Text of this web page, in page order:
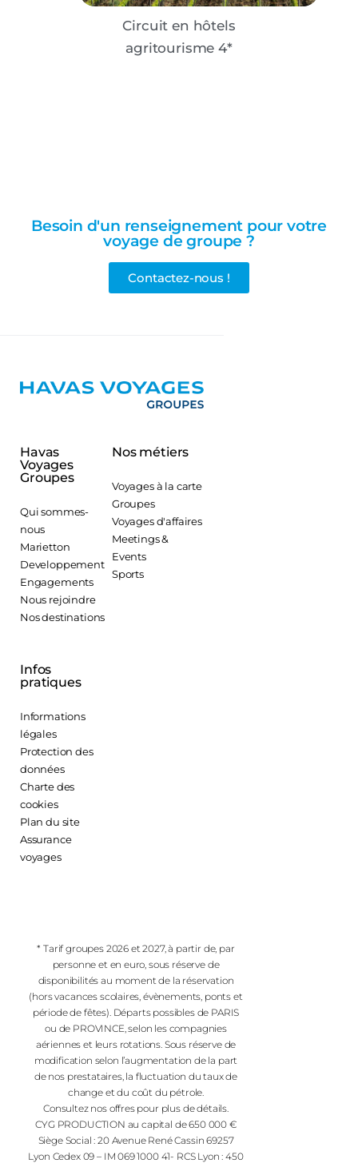
Circuit en hôtels
agritourisme 4*
Besoin d'un renseignement pour votre
voyage de groupe ?
Contactez-nous !
Havas
Voyages
Groupes
Qui sommes-
nous
Marietton
Developpement
Engagements
Nous rejoindre
Nos destinations
Nos métiers
Voyages à la carte
Groupes
Voyages d'affaires
Meetings &
Events
Sports
Infos
pratiques
Informations
légales
Protection des
données
Charte des
cookies
Plan du site
Assurance
voyages
* Tarif groupes 2026 et 2027, à partir de, par
personne et en euro, sous réserve de
disponibilités au moment de la réservation
(hors vacances scolaires, évènements, ponts et
période de fêtes). Départs possibles de PARIS
ou de PROVINCE, selon les compagnies
aériennes et leurs rotations. Sous réserve de
modification selon l’augmentation de la part
de nos prestataires, la fluctuation du taux de
change et du coût du pétrole.
Consultez nos offres pour plus de détails.
CYG PRODUCTION au capital de 650 000 €
Siège Social : 20 Avenue René Cassin 69257
Lyon Cedex 09 – IM 069 1000 41- RCS Lyon : 450